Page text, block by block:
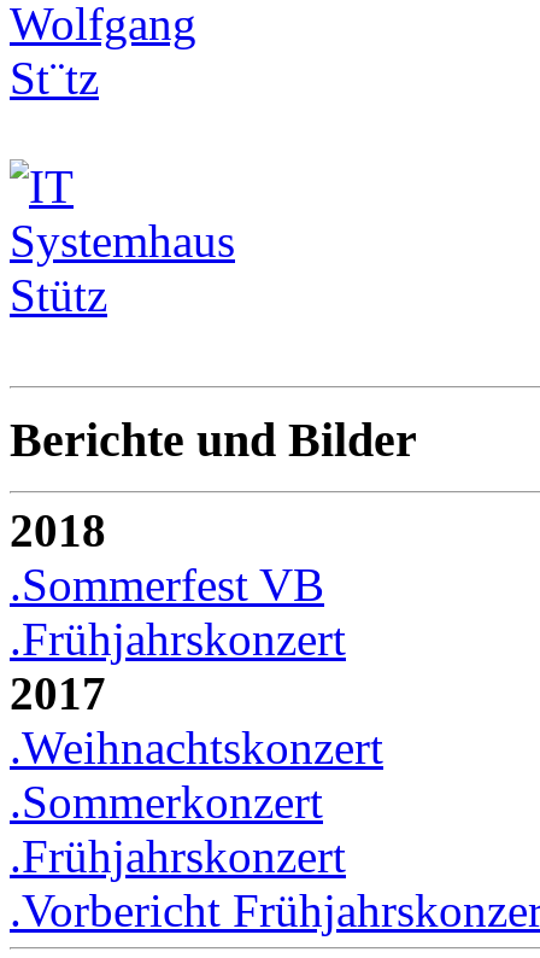
Berichte und Bilder
2018
.Sommerfest VB
.Frühjahrskonzert
2017
.Weihnachtskonzert
.Sommerkonzert
.Frühjahrskonzert
.Vorbericht